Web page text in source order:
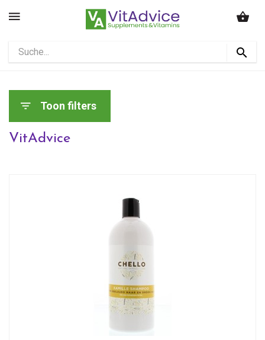
Toon filters
VitAdvice